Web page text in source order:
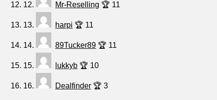
12. Mr-Reselling 🏆 11
13. harpi 🏆 11
14. 89Tucker89 🏆 11
15. lukkyb 🏆 10
16. Dealfinder 🏆 3